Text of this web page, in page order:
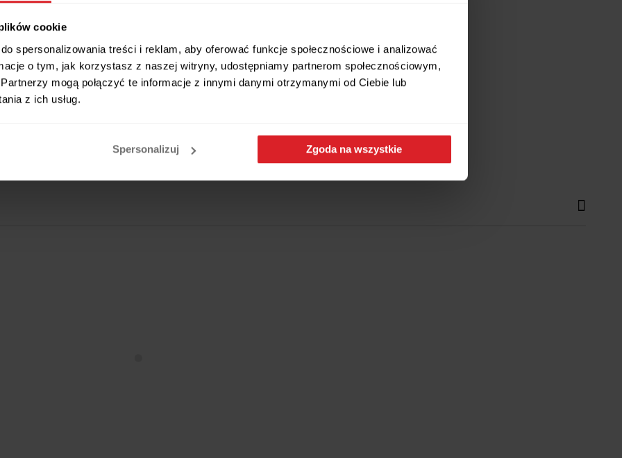
cookie
spersonalizowania treści i reklam, aby oferować funkcje społecznościowe i analizować
o tym, jak korzystasz z naszej witryny, udostępniamy partnerom społecznościowym,
mogą połączyć te informacje z innymi danymi otrzymanymi od Ciebie lub
z ich usług.
Spersonalizuj Zgoda na wszystkie
całą kolekcję, wpisz w wyszukiwarce hasło: